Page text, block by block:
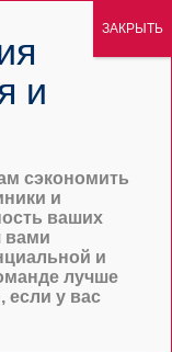
сэкономить
и
ваших
вами
и
лучше
если у вас